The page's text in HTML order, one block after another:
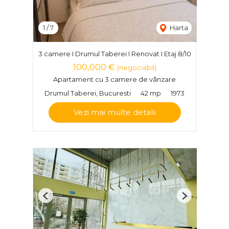
1 /7 Harta
3 camere I Drumul Taberei I Renovat I Etaj 8/10
100,000 € (negociabil)
Apartament cu 3 camere de vânzare
Drumul Taberei, Bucuresti
42 mp 1973
Vezi mai multe detalii
Previous Next